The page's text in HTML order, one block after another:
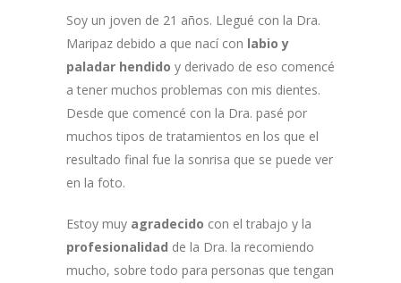
Soy un joven de 21 años. Llegué con la Dra.
Maripaz debido a que nací con labio y
paladar hendido y derivado de eso comencé
a tener muchos problemas con mis dientes.
Desde que comencé con la Dra. pasé por
muchos tipos de tratamientos en los que el
resultado final fue la sonrisa que se puede ver
en la foto.
Estoy muy agradecido con el trabajo y la
profesionalidad de la Dra. la recomiendo
mucho, sobre todo para personas que tengan